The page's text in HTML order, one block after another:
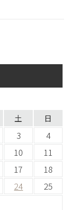
土 日
3
4
10
11
17
18
24
25